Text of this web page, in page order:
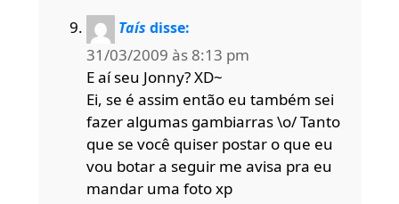
Taís disse:
31/03/2009 às 8:13 pm
E aí seu Jonny? XD~
Ei, se é assim então eu também sei
fazer algumas gambiarras \o/ Tanto
que se você quiser postar o que eu
vou botar a seguir me avisa pra eu
mandar uma foto xp